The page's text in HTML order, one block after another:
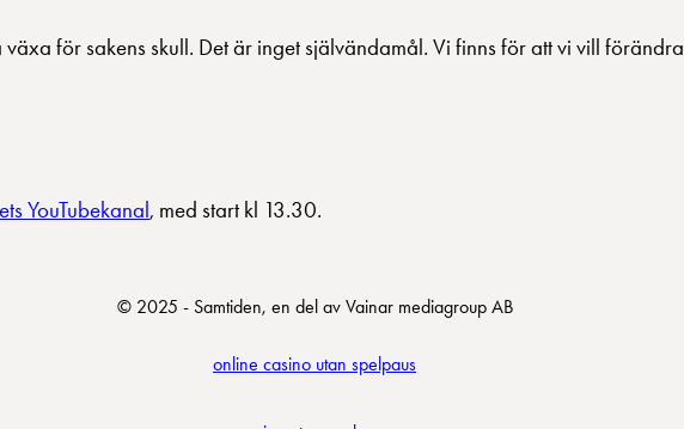
för sakens skull. Det är inget självändamål. Vi finns för att vi vill förändra
YouTubekanal, med start kl 13.30.
© 2025 - Samtiden, en del av Vainar mediagroup AB
online casino utan spelpaus